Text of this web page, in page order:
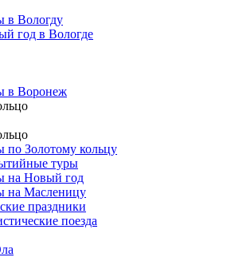
в Вологду
год в Вологде
в Воронеж
по Золотому кольцу
туры
на Новый год
на Масленицу
праздники
поезда